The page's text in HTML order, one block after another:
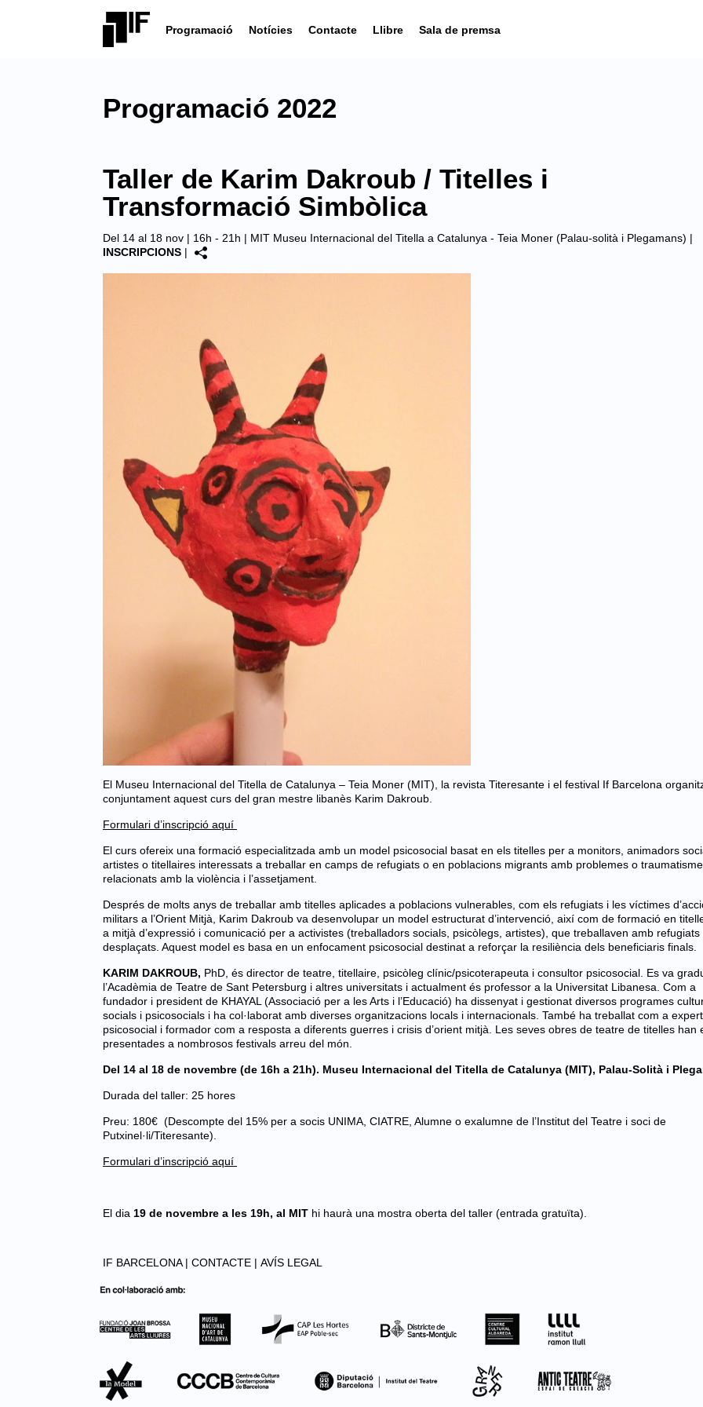
Programació Notícies Contacte Llibre Sala de premsa
Programació 2022
Taller de Karim Dakroub / Titelles i
Transformació Simbòlica
Del 14 al 18 nov | 16h - 21h | MIT Museu Internacional del Titella a Catalunya - Teia Moner (Palau-solità i Plegamans) |
INSCRIPCIONS |
El Museu Internacional del Titella de Catalunya – Teia Moner (MIT), la revista Titeresante i el festival If Barcelona
conjuntament aquest curs del gran mestre libanès Karim Dakroub.
Formulari d’inscripció aquí
El curs ofereix una formació especialitzada amb un model psicosocial basat en els titelles per a monitors, animadors
artistes o titellaires interessats a treballar en camps de refugiats o en poblacions migrants amb problemes o
relacionats amb la violència i l’assetjament.
Després de molts anys de treballar amb titelles aplicades a poblacions vulnerables, com els refugiats i les víctimes
militars a l’Orient Mitjà, Karim Dakroub va desenvolupar un model estructurat d’intervenció, així com de formació en
a mitjà d’expressió i comunicació per a activistes (treballadors socials, psicòlegs, artistes), que treballaven amb refugiats
desplaçats. Aquest model es basa en un enfocament psicosocial destinat a reforçar la resiliència dels beneficiaris finals.
KARIM DAKROUB, PhD, és director de teatre, titellaire, psicòleg clínic/psicoterapeuta i consultor psicosocial. Es va
l’Acadèmia de Teatre de Sant Petersburg i altres universitats i actualment és professor a la Universitat Libanesa. Com a
fundador i president de KHAYAL (Associació per a les Arts i l’Educació) ha dissenyat i gestionat diversos programes
socials i psicosocials i ha col·laborat amb diverses organitzacions locals i internacionals. També ha treballat com a expert
psicosocial i formador com a resposta a diferents guerres i crisis d’orient mitjà. Les seves obres de teatre de titelles han
presentades a nombrosos festivals arreu del món.
Del 14 al 18 de novembre (de 16h a 21h). Museu Internacional del Titella de Catalunya (MIT), Palau-Solità i
Durada del taller: 25 hores
Preu: 180€ (Descompte del 15% per a socis UNIMA, CIATRE, Alumne o exalumne de l’Institut del Teatre i soci de
Putxinel·li/Titeresante).
Formulari d’inscripció aquí
El dia 19 de novembre a les 19h, al MIT hi haurà una mostra oberta del taller (entrada gratuïta).
IF BARCELONA | CONTACTE | AVÍS LEGAL